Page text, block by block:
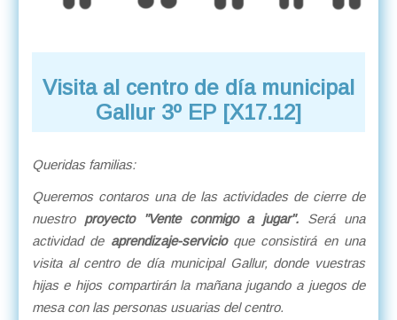
Visita al centro de día municipal
Gallur 3º EP [X17.12]
Queridas familias:
Queremos contaros una de las actividades de cierre de
nuestro proyecto "Vente conmigo a jugar". Será una
actividad de aprendizaje-servicioque consistirá en una
visita al centro de día municipal Gallur, donde vuestras
hijas e hijos compartirán la mañana jugando a juegos de
mesa con las personas usuarias del centro.